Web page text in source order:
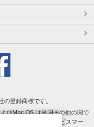
登録商標です。
びMac OS は米国その他の国で
は Apple Inc. のサービスマー